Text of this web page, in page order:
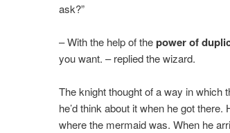
ask?”
– With the help of thepower of
you want. – replied the wizard.
The knight thought of a way in which
he’d think about it when he got
where the mermaid was. When he